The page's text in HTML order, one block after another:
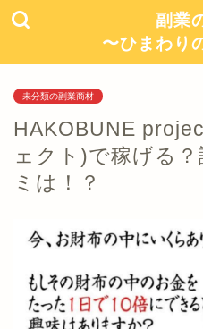
副業
〜ひまわり
未分類の副業商材
HAKOBUNE
ェクト)で稼げる
ミは！？